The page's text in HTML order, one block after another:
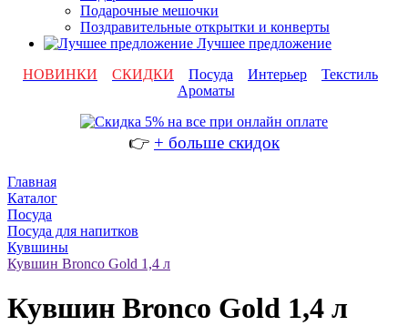
Подарочные мешочки
Поздравительные открытки и конверты
Лучшее предложение
НОВИНКИ
СКИДКИ Посуда Интерьер
Текстиль
Ароматы
👉 + больше скидок
Главная
Каталог
Посуда
Посуда для напитков
Кувшины
Кувшин Bronco Gold 1,4 л
Кувшин Bronco Gold 1,4 л